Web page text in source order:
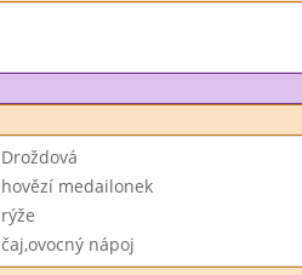
Droždová
hovězí medailonek
rýže
čaj,ovocný nápoj